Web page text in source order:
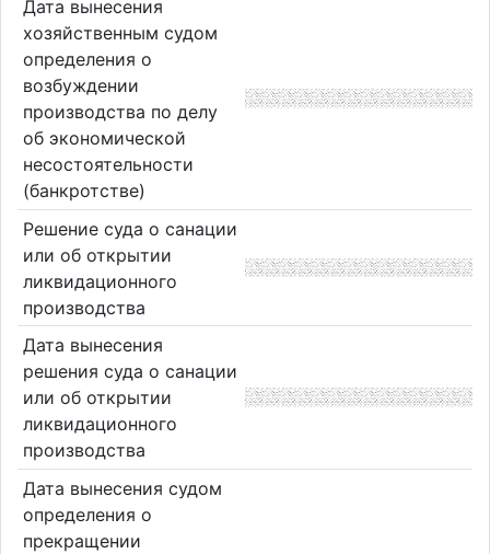
Дата вынесения
хозяйственным судом
определения о
возбуждении
производства по делу
об экономической
несостоятельности
(банкротстве)
Решение суда о санации
или об открытии
ликвидационного
производства
Дата вынесения
решения суда о санации
или об открытии
ликвидационного
производства
Дата вынесения судом
определения о
прекращении